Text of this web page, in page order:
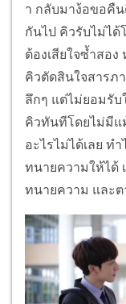
า กลับมาง้อขอคื
กันไป คิวรับไม่ไ
ต้องเสียใจซ้ำสอ
คิวตัดสินใจสารภ
ลึกๆ แต่ไม่ยอมรับ
คิวทันทีโดยไม่มีแ
อะไรไม่ได้เลย ท
ทนายความให้ได้
ทนายความ และ